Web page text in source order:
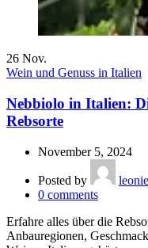
26 Nov.
Wein und Genuss in Italien
Nebbiolo in Italien:
Rebsorte
November 5, 2024
Posted by
leonie
0 comments
Erfahre alles über die
Anbauregionen,